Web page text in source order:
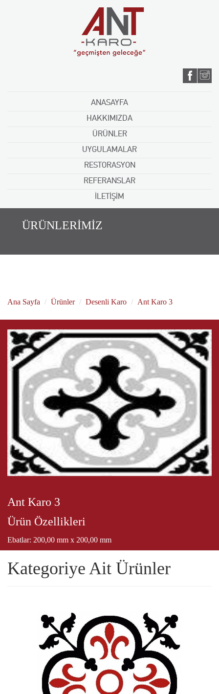
ANASAYFA
HAKKIMIZDA
ÜRÜNLER
UYGULAMALAR
RESTORASYON
REFERANSLAR
İLETİŞİM
ÜRÜNLERİMİZ
Ana Sayfa Ürünler Desenli Karo Ant Karo 3
Ant Karo 3
Ürün Özellikleri
Ebatlar: 200,00 mm x 200,00 mm
Kategoriye Ait Ürünler